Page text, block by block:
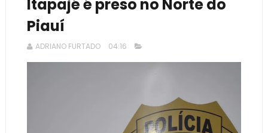
Itapajé é preso no Norte do
Piauí
ADRIANO FURTADO 04:16